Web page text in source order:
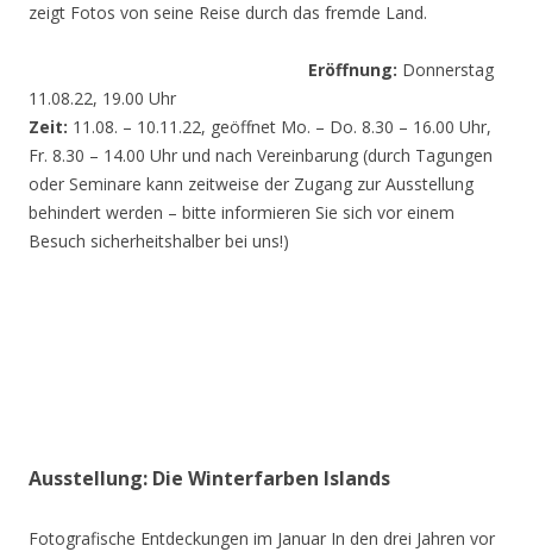
zeigt Fotos von seine Reise durch das fremde Land.
Eröffnung: Donnerstag
11.08.22, 19.00 Uhr
Zeit: 11.08. – 10.11.22, geöffnet Mo. – Do. 8.30 – 16.00 Uhr,
Fr. 8.30 – 14.00 Uhr und nach Vereinbarung (durch Tagungen
oder Seminare kann zeitweise der Zugang zur Ausstellung
behindert werden – bitte informieren Sie sich vor einem
Besuch sicherheitshalber bei uns!)
Ausstellung: Die Winterfarben Islands
Fotografische Entdeckungen im Januar In den drei Jahren vor